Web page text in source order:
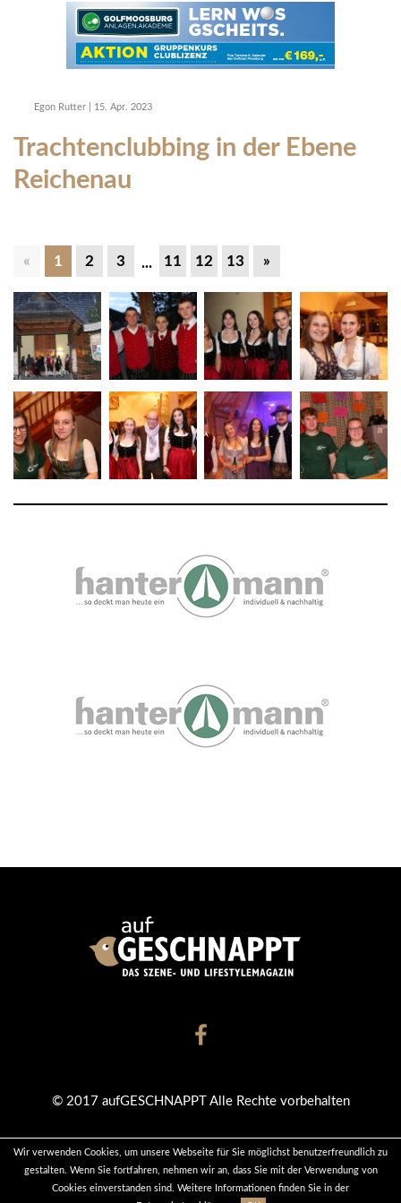
Wir verwenden Cookies, um unsere Webseite für Sie möglichst benutzerfreundlich zu
gestalten. Wenn Sie fortfahren, nehmen wir an, dass Sie mit der Verwendung von
Cookies einverstanden sind. Weitere Informationen finden Sie in der
Egon Rutter 15. Apr. 2023
Trachtenclubbing in der Ebene
Reichenau
« 1 2 3 ... 11 12 13 »
© 2017 aufGESCHNAPPT Alle Rechte vorbehalten
KONTAKT DATENSCHUTZ IMPRESSUM